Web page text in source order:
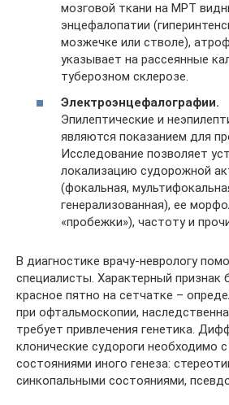
мозговой ткани на МРТ
энцефалопатии
мозжечке или стволе),
указывает на рассеянные
туберозном склерозе.
Электроэнцефалографии.
Эпилептические и
являются показанием для
Исследование позволяет
локализацию судорожной
(фокальная,
генерализованная), ее
«пробежки»), частоту и
В диагностике врачу-неврологу
специалисты. Характерный признак
красное пятно на сетчатке –
при офтальмоскопии,
требует привлечения генетика.
клонические судороги необходимо
состояниями иного генеза:
синкопальными состояниями,